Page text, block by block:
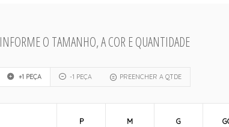
INFORME O TAMANHO, A COR E QUANTIDADE
+1 PEÇA -1 PEÇA PREENCHER A QTDE
P M G